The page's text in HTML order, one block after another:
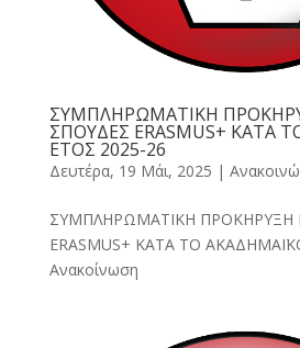
ΣΥΜΠΛΗΡΩΜΑΤΙΚΗ
ΣΠΟΥΔΕΣ ERASMUS+ ΚΑΤΑ
ΕΤΟΣ 2025-26
Δευτέρα, 19 Μάι, 2025 |
ΣΥΜΠΛΗΡΩΜΑΤΙΚΗ ΠΡΟΚΗΡΥΞΗ
ERASMUS+ ΚΑΤΑ ΤΟ
Ανακοίνωση